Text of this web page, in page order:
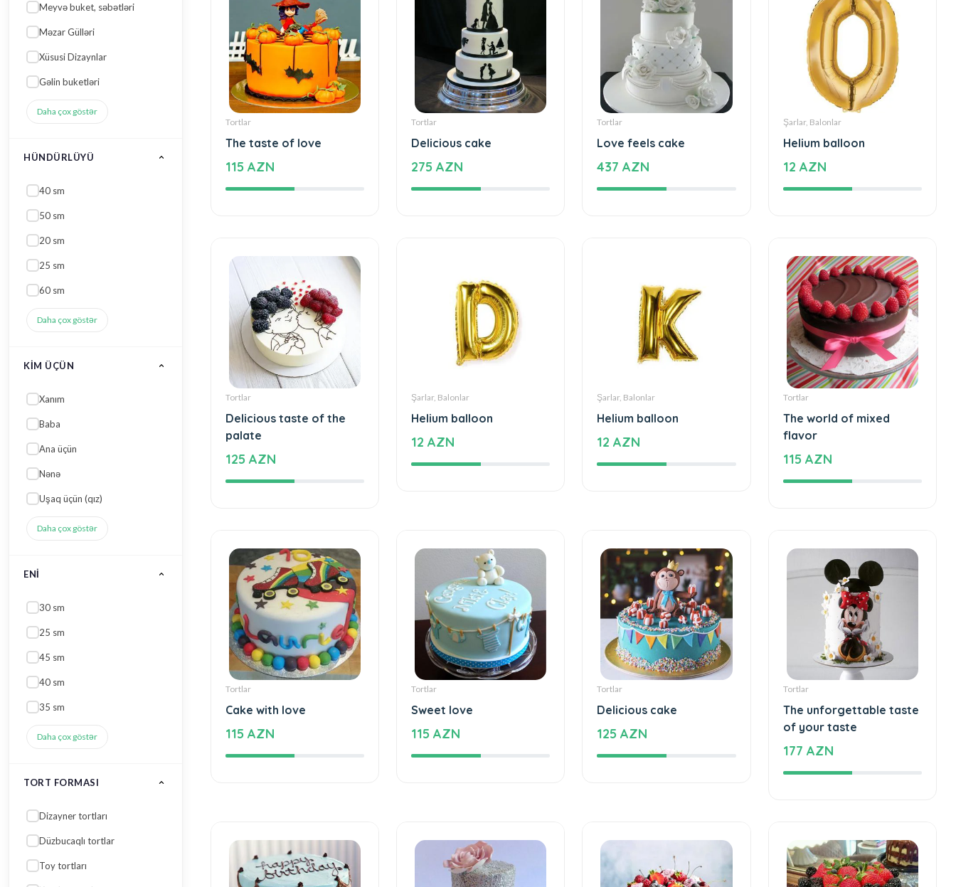
Tortlar
The taste of love
Tortlar
Delicious cake
Tortlar
Love feels cake
Şarlar, Balonlar
Helium balloon
Tortlar
Delicious taste of the
palate
125 AZN
Helium balloon
12 AZN
Helium balloon
12 AZN
Tortlar
The world of mixed
flavor
115 AZN
Tortlar
Cake with love
Tortlar
Sweet love
Tortlar
Delicious cake
Tortlar
The unforgettable taste
of your taste
177 AZN
Meyvə buket, səbətləri
Məzar Gülləri
Xüsusi Dizaynlar
Gəlin buketləri
Daha çox göstər
HÜNDÜRLÜYÜ
40 sm
50 sm
20 sm
25 sm
60 sm
Daha çox göstər
KIM ÜÇÜN
Xanım
Baba
Ana üçün
Nənə
Uşaq üçün (qız)
Daha çox göstər
ENI
30 sm
25 sm
45 sm
40 sm
35 sm
Daha çox göstər
TORT FORMASI
Dizayner tortları
Düzbucaqlı tortlar
Toy tortları